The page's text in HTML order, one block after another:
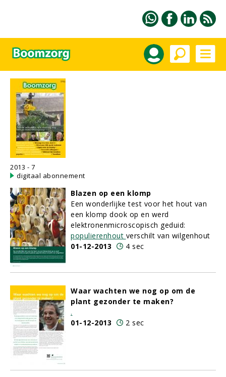
2013 - 7
digitaal abonnement
Blazen op een klomp
Een wonderlijke test voor het hout van
een klomp dook op en werd
elektronenmicroscopisch geduid:
populierenhout verschilt van wilgenhout
01-12-2013
4 sec
Waar wachten we nog op om de
plant gezonder te maken?
.
01-12-2013
2 sec